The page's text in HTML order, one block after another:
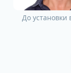
До установки